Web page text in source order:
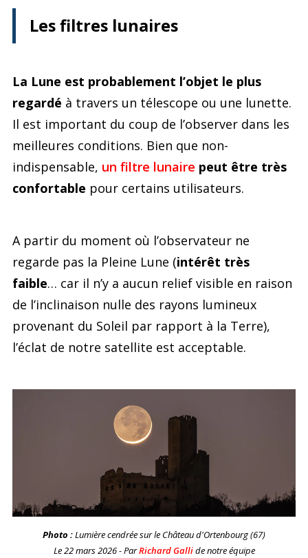
Les filtres lunaires
La Lune est probablement l’objet le plus
regardé à travers un télescope ou une lunette.
Il est important du coup de l’observer dans les
meilleures conditions. Bien que non-
indispensable, un filtre lunaire peut être très
confortable pour certains utilisateurs.
A partir du moment où l’observateur ne
regarde pas la Pleine Lune (intérêt très
faible… car il n’y a aucun relief visible en raison
de l’inclinaison nulle des rayons lumineux
provenant du Soleil par rapport à la Terre),
l’éclat de notre satellite est acceptable.
Photo :Lumière cendrée sur le Château d'Ortenbourg (67)
Le 22 mars 2026 - ParRichard Gallide notre équipe